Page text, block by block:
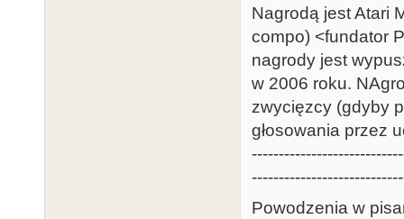
Nagrodą jest Atari
compo) <fundator
nagrody jest
w 2006 roku.
zwycięzcy (gdyby
głosowania przez
Powodzenia w